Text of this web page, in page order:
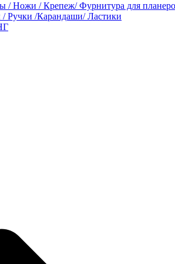
/ Ножи / Крепеж/ Фурнитура для
Ручки /Карандаши/ Ластики